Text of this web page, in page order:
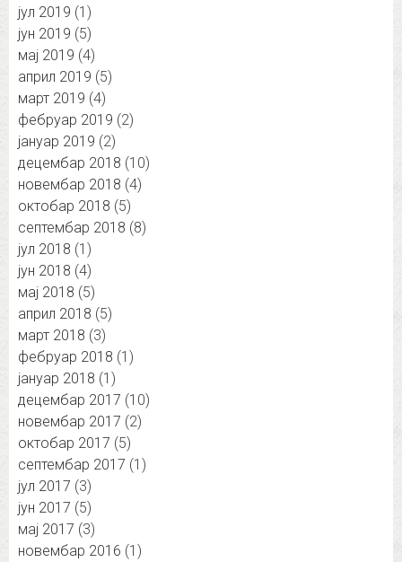
јул 2019 (1)
јун 2019 (5)
мај 2019 (4)
април 2019 (5)
март 2019 (4)
фебруар 2019 (2)
јануар 2019 (2)
децембар 2018 (10)
новембар 2018 (4)
октобар 2018 (5)
септембар 2018 (8)
јул 2018 (1)
јун 2018 (4)
мај 2018 (5)
април 2018 (5)
март 2018 (3)
фебруар 2018 (1)
јануар 2018 (1)
децембар 2017 (10)
новембар 2017 (2)
октобар 2017 (5)
септембар 2017 (1)
јул 2017 (3)
јун 2017 (5)
мај 2017 (3)
новембар 2016 (1)